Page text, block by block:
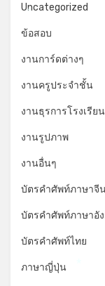
Uncategorized
ข้อสอบ
งานการ์ดต่างๆ
งานครูประจำชั้น
งานธุรการโรงเรียน
งานรูปภาพ
งานอื่นๆ
บัตรคำศัพท์ภาษาจี
บัตรคำศัพท์ภาษาอั
บัตรคำศัพท์ไทย
ภาษาญี่ปุ่น